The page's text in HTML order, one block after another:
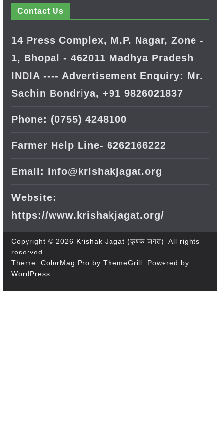
Contact Us
14 Press Complex, M.P. Nagar, Zone -
1, Bhopal - 462011 Madhya Pradesh
INDIA ---- Advertisement Enquiry: Mr.
Sachin Bondriya, +91 9826021837
Phone: (0755) 4248100
Farmer Help Line- 6262166222
Email: info@krishakjagat.org
Website:
https://www.krishakjagat.org/
Copyright © 2026 Krishak Jagat (कृषक जगत). All rights
reserved.
Theme: ColorMag Pro by ThemeGrill. Powered by
WordPress.